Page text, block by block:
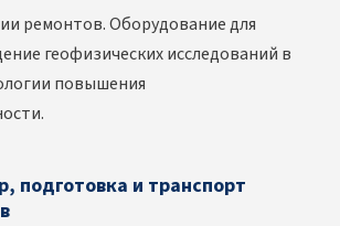
ремонтов. Оборудование для
геофизических исследований в
повышения
подготовка и транспорт